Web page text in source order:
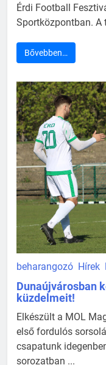
Érdi Football
Sportközpontban. A
Bővebben…
beharangozó Hírek
Dunaújvárosban
küzdelmeit!
Elkészült a MOL
első fordulós
csapatunk
sorozatban ...